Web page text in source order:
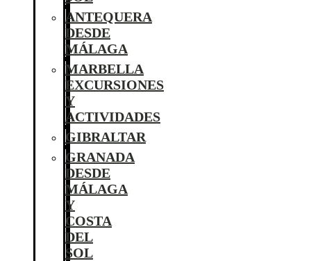
ANTEQUERA
DESDE
MÁLAGA
MARBELLA
EXCURSIONES
Y
ACTIVIDADES
GIBRALTAR
GRANADA
DESDE
MÁLAGA
Y
COSTA
DEL
SOL